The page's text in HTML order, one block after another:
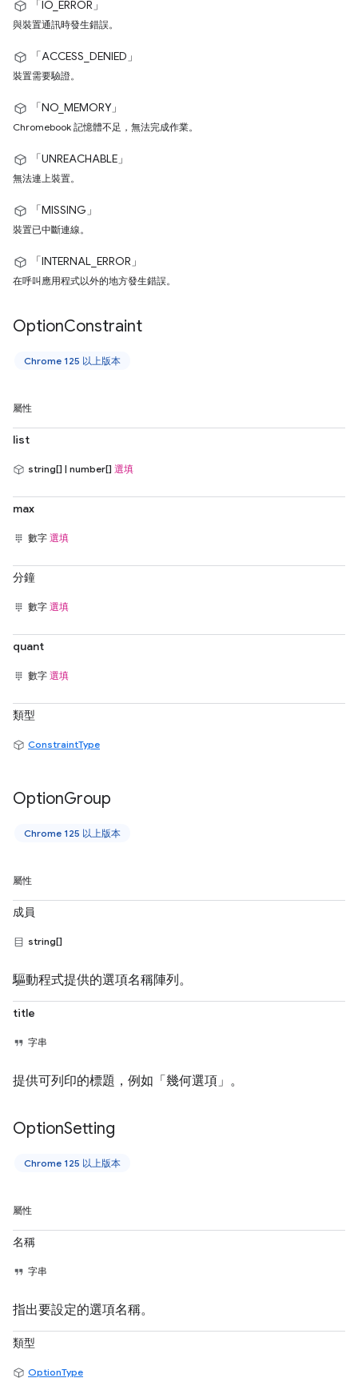
「IO_ERROR」
與裝置通訊時發生錯誤。
「ACCESS_DENIED」
裝置需要驗證。
「NO_MEMORY」
Chromebook 記憶體不足，無法完成作業。
「UNREACHABLE」
無法連上裝置。
「MISSING」
裝置已中斷連線。
「INTERNAL_ERROR」
在呼叫應用程式以外的地方發生錯誤。
OptionConstraint
Chrome 125 以上版本
屬性
list
string[] | number[] 選填
max
數字 選填
分鐘
數字 選填
quant
數字 選填
類型
ConstraintType
OptionGroup
Chrome 125 以上版本
屬性
成員
string[]
驅動程式提供的選項名稱陣列。
title
字串
提供可列印的標題，例如「幾何選項」。
OptionSetting
Chrome 125 以上版本
屬性
名稱
字串
指出要設定的選項名稱。
類型
OptionType